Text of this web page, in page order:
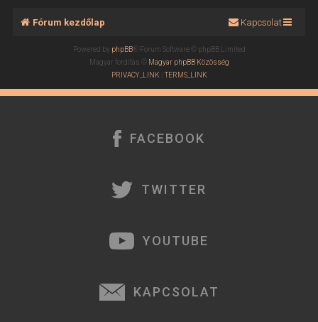
Fórum kezdőlap Kapcsolat
Powered by phpBB® Forum Software © phpBB Limited
Magyar fordítás © Magyar phpBB Közösség
PRIVACY_LINK |TERMS_LINK
FACEBOOK
TWITTER
YOUTUBE
KAPCSOLAT